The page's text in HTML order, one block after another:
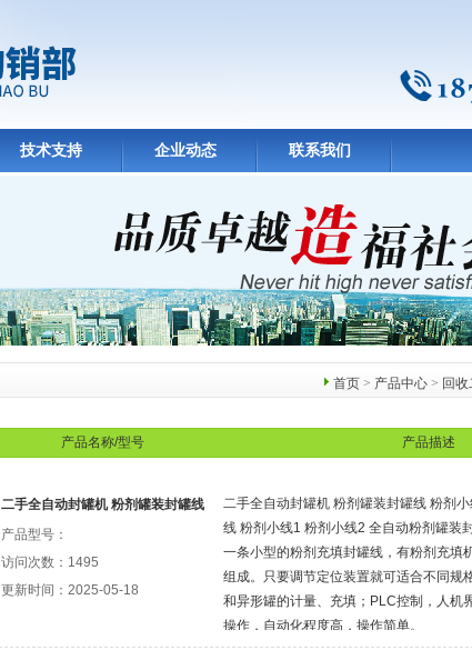
技术支持 企业动态 联系我们
首页 > 产品中心 > 回
产品名称/型号 产品描述
二手全自动封罐机 粉剂罐装封罐线
产品型号：
访问次数：1495
更新时间：2025-05-18
二手全自动封罐机 粉剂罐装封罐线 粉剂
线 粉剂小线1 粉剂小线2 全自动粉剂罐装
一条小型的粉剂充填封罐线，有粉剂充填
组成。只要调节定位装置就可适合不同规
和异形罐的计量、充填；PLC控制，人机
操作，自动化程度高，操作简单。